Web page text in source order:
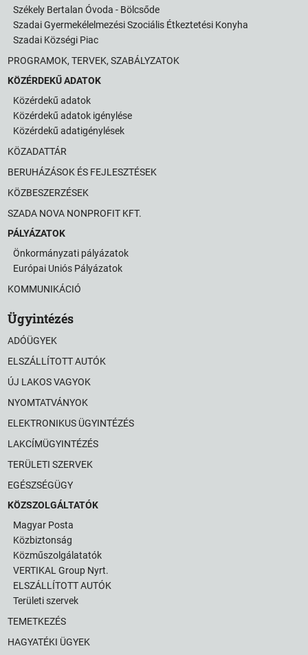
Székely Bertalan Óvoda - Bölcsőde
Szadai Gyermekélelmezési Szociális Étkeztetési Konyha
Szadai Községi Piac
PROGRAMOK, TERVEK, SZABÁLYZATOK
KÖZÉRDEKŰ ADATOK
Közérdekű adatok
Közérdekű adatok igénylése
Közérdekű adatigénylések
KÖZADATTÁR
BERUHÁZÁSOK ÉS FEJLESZTÉSEK
KÖZBESZERZÉSEK
SZADA NOVA NONPROFIT KFT.
PÁLYÁZATOK
Önkormányzati pályázatok
Európai Uniós Pályázatok
KOMMUNIKÁCIÓ
Ügyintézés
ADÓÜGYEK
ELSZÁLLÍTOTT AUTÓK
ÚJ LAKOS VAGYOK
NYOMTATVÁNYOK
ELEKTRONIKUS ÜGYINTÉZÉS
LAKCÍMÜGYINTÉZÉS
TERÜLETI SZERVEK
EGÉSZSÉGÜGY
KÖZSZOLGÁLTATÓK
Magyar Posta
Közbiztonság
Közműszolgálatatók
VERTIKAL Group Nyrt.
ELSZÁLLÍTOTT AUTÓK
Területi szervek
TEMETKEZÉS
HAGYATÉKI ÜGYEK